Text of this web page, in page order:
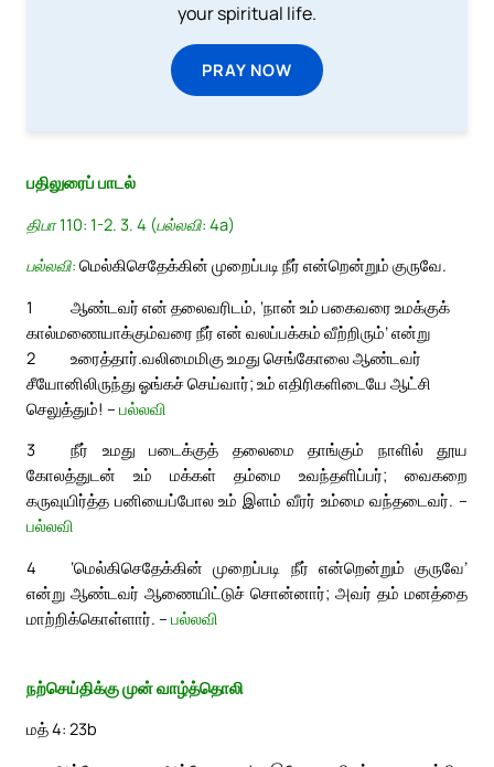
your spiritual life.
PRAY NOW
பதிலுரைப் பாடல்
திபா 110: 1-2. 3. 4 (பல்லவி: 4a)
பல்லவி: மெல்கிசெதேக்கின் முறைப்படி நீர் என்றென்றும் குருவே.
1
ஆண்டவர் என் தலைவரிடம், ‘நான் உம் பகைவரை உமக்குக்
கால்மணையாக்கும்வரை நீர் என் வலப்பக்கம் வீற்றிரும்’ என்று
உரைத்தார்.
2
வலிமைமிகு உமது செங்கோலை ஆண்டவர்
சீயோனிலிருந்து ஓங்கச் செய்வார்; உம் எதிரிகளிடையே ஆட்சி
செலுத்தும்! – பல்லவி
3
நீர் உமது படைக்குத் தலைமை தாங்கும் நாளில் தூய
கோலத்துடன் உம் மக்கள் தம்மை உவந்தளிப்பர்; வைகறை
கருவுயிர்த்த பனியைப்போல உம் இளம் வீரர் உம்மை வந்தடைவர். –
பல்லவி
4
‘மெல்கிசெதேக்கின் முறைப்படி நீர் என்றென்றும் குருவே’
என்று ஆண்டவர் ஆணையிட்டுச் சொன்னார்; அவர் தம் மனத்தை
மாற்றிக்கொள்ளார். – பல்லவி
நற்செய்திக்கு முன் வாழ்த்தொலி
மத் 4: 23b